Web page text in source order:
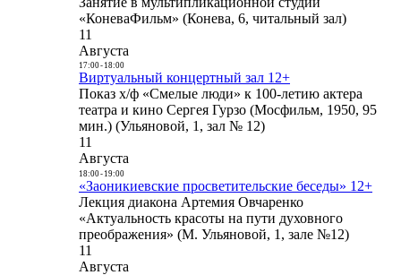
«КоневаФильм» (Конева, 6, читальный зал)
11
Августа
17:00- 18:00
Виртуальный концертный зал 12+
Показ х/ф «Смелые люди» к 100-летию актера
театра и кино Сергея Гурзо (Мосфильм, 1950, 95
мин.) (Ульяновой, 1, зал № 12)
11
Августа
18:00- 19:00
«Заоникиевские просветительские беседы» 12+
Лекция диакона Артемия Овчаренко
«Актуальность красоты на пути духовного
преображения» (М. Ульяновой, 1, зале №12)
11
Августа